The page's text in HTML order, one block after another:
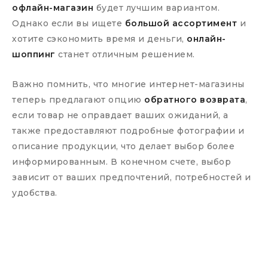
офлайн-магазин будет лучшим вариантом.
Однако если вы ищете большой ассортимент и
хотите сэкономить время и деньги, онлайн-
шоппинг станет отличным решением.
Важно помнить, что многие интернет-магазины
теперь предлагают опцию обратного возврата,
если товар не оправдает ваших ожиданий, а
также предоставляют подробные фотографии и
описание продукции, что делает выбор более
информированным. В конечном счете, выбор
зависит от ваших предпочтений, потребностей и
удобства.